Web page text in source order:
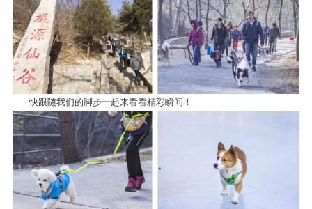
快跟随我们的脚步一起来看看精彩瞬间！